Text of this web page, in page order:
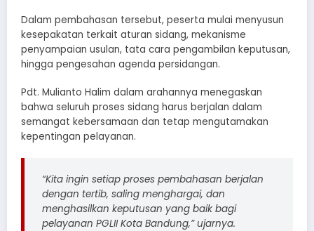
Dalam pembahasan tersebut, peserta mulai menyusun
kesepakatan terkait aturan sidang, mekanisme
penyampaian usulan, tata cara pengambilan keputusan,
hingga pengesahan agenda persidangan.
Pdt. Mulianto Halim dalam arahannya menegaskan
bahwa seluruh proses sidang harus berjalan dalam
semangat kebersamaan dan tetap mengutamakan
kepentingan pelayanan.
“Kita ingin setiap proses pembahasan berjalan
dengan tertib, saling menghargai, dan
menghasilkan keputusan yang baik bagi
pelayanan PGLII Kota Bandung,” ujarnya.